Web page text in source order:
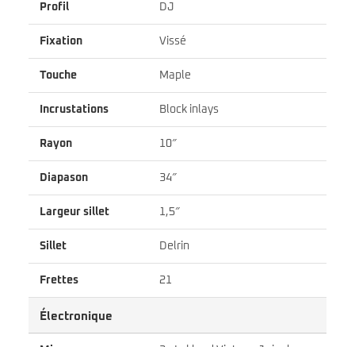
Profil DJ
Fixation Vissé
Touche Maple
Incrustations Block inlays
Rayon 10″
Diapason 34″
Largeur sillet 1,5″
Sillet Delrin
Frettes 21
Électronique